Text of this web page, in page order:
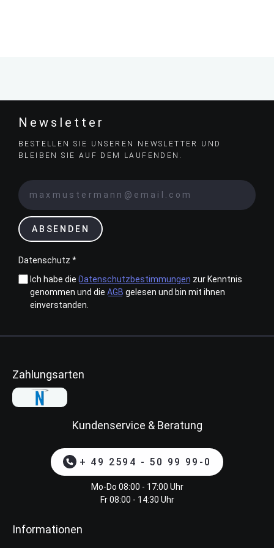
Newsletter
BESTELLEN SIE UNSEREN NEWSLETTER UND
BLEIBEN SIE AUF DEM LAUFENDEN.
ABSENDEN
Datenschutz *
Ich habe die Datenschutzbestimmungen zur Kenntnis
genommen und die AGB gelesen und bin mit ihnen
einverstanden.
Zahlungsarten
Kundenservice & Beratung
+ 49 2594 - 50 99 99-0
Mo-Do 08:00 - 17:00 Uhr
Fr 08:00 - 14:30 Uhr
Informationen